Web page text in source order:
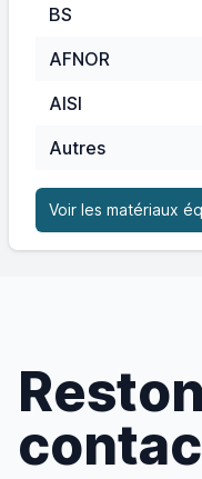
BS
AFNOR
AISI
Autres
Voir les matériaux